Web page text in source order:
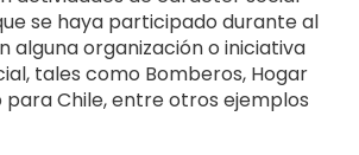
se haya participado durante al
alguna organización o iniciativa
tales como Bomberos, Hogar
para Chile, entre otros ejemplos